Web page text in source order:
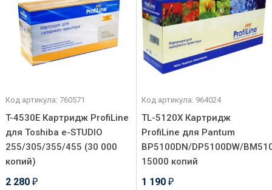
Код артикула: 760571
T-4530E Картридж ProfiLine
для Toshiba e-STUDIO
255/305/355/455 (30 000
копий)
2 280 ₽
Код артикула: 964024
TL-5120X Картридж
ProfiLine для Pantum
BP5100DN/DP5100DW/
15000 копий
1 190 ₽